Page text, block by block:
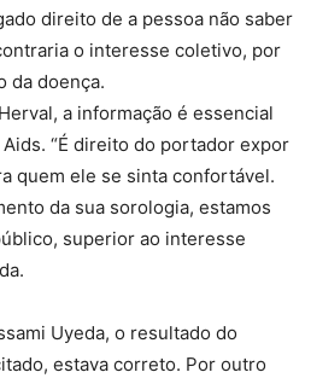
direito de a pessoa não saber
o interesse coletivo, por
da doença.
a informação é essencial
“É direito do portador expor
quem ele se sinta confortável.
da sua sorologia, estamos
superior ao interesse
Uyeda, o resultado do
estava correto. Por outro